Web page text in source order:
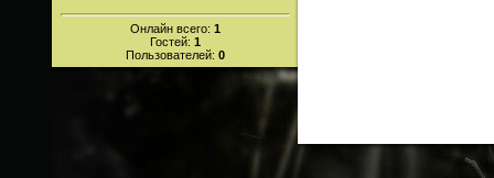
Онлайн всего: 1
Гостей: 1
Пользователей: 0